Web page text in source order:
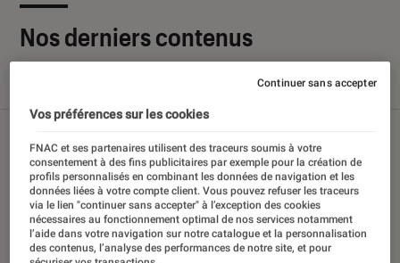
Nos derniers contenus
Sélections et guides Tests
Vos préférences sur les cookies
FNAC et ses partenaires utilisent des traceurs soumis à votre
consentement à des fins publicitaires par exemple pour la création de
profils personnalisés en combinant les données de navigation et les
données liées à votre compte client. Vous pouvez refuser les traceurs
via le lien "continuer sans accepter" à l’exception des cookies
nécessaires au fonctionnement optimal de nos services notamment
l’aide dans votre navigation sur notre catalogue et la personnalisation
des contenus, l’analyse des performances de notre site, et pour
Continuer sans accepter